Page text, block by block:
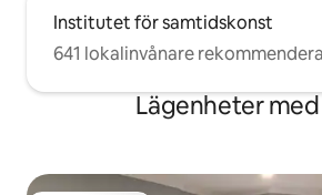
Institutet för samtidskonst
641 lokalinvånare
Lägenheter